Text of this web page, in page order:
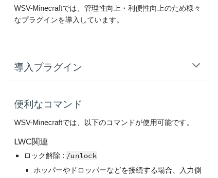
WSV-Minecraftでは、管理性向上・利便性向上のため様々
なプラグインを導入しています。
導入プラグイン
便利なコマンド
WSV-Minecraftでは、以下のコマンドが使用可能です。
LWC関連
ロック解除 : /unlock
ホッパーやドロッパーなどを接続する場合、入力側